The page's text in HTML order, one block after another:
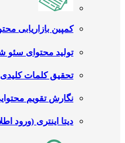
کمپین بازاریابی
تولید محتوای سئو
تحقیق کلمات کلیدی
نگارش تقویم
دیتا اینتری (ورود